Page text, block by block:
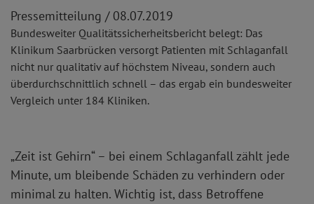
Pressemitteilung / 08.07.2019
Bundesweiter Qualitätssicherheitsbericht belegt: Das
Klinikum Saarbrücken versorgt Patienten mit Schlaganfall
nicht nur qualitativ auf höchstem Niveau, sondern auch
überdurchschnittlich schnell – das ergab ein bundesweiter
Vergleich unter 184 Kliniken.
„Zeit ist Gehirn“ – bei einem Schlaganfall zählt jede
Minute, um bleibende Schäden zu verhindern oder
minimal zu halten. Wichtig ist, dass Betroffene